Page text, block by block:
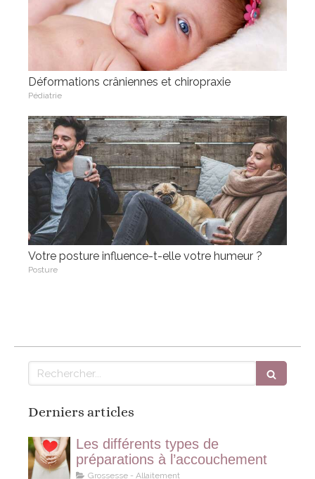
Déformations crâniennes et chiropraxie
Pédiatrie
Votre posture influence-t-elle votre humeur ?
Posture
Rechercher
Derniers articles
Les différents types de
préparations à l’accouchement
Grossesse - Allaitement